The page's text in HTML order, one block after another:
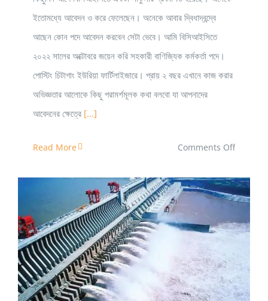
ইতোমধ্যে আবেদন ও করে ফেলেছেন। অনেকে আবার দ্বিধাদ্বন্দ্বে
আছেন কোন পদে আবেদন করবেন সেটা ভেবে। আমি বিসিআইসিতে
২০২২ সালের অক্টোবরে জয়েন করি সহকারী বাণিজ্যিক কর্মকর্তা পদে।
পোস্টিং চিটাগাং ইউরিয়া ফার্টিলাইজারে। প্রায় ২ বছর এখানে কাজ করার
অভিজ্ঞতার আলোকে কিছু পরামর্শমূলক কথা বলবো যা আপনাদের
আবেদনের ক্ষেত্রে [...]
Read More Comments Offon
চাকুরির
বিস্তারিত
ড্যাম ও ভারত-বাংলাদেশ বাস্তবতা